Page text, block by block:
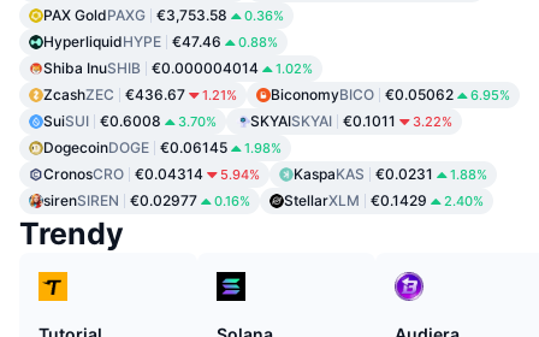
PAX GoldPAXG €3,753.58 0.36%
HyperliquidHYPE €47.46 0.88%
Shiba InuSHIB €0.000004014 1.02%
ZcashZEC €436.67 1.21% BiconomyBICO €0.05062 6.95%
SuiSUI €0.6008 3.70% SKYAISKYAI €0.1011 3.22%
DogecoinDOGE €0.06145 1.98%
CronosCRO €0.04314 5.94% KaspaKAS €0.0231 1.88%
sirenSIREN €0.02977 0.16% StellarXLM €0.1429 2.40%
Trendy